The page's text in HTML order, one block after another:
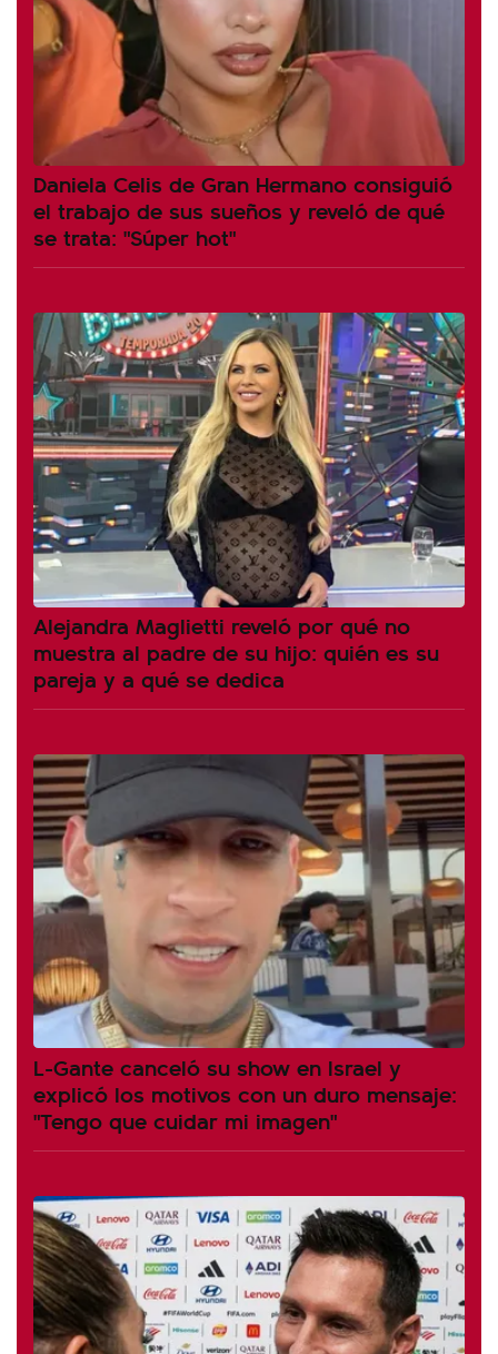
Daniela Celis de Gran Hermano consiguió
el trabajo de sus sueños y reveló de qué
se trata: "Súper hot"
Alejandra Maglietti reveló por qué no
muestra al padre de su hijo: quién es su
pareja y a qué se dedica
L-Gante canceló su show en Israel y
explicó los motivos con un duro mensaje:
"Tengo que cuidar mi imagen"